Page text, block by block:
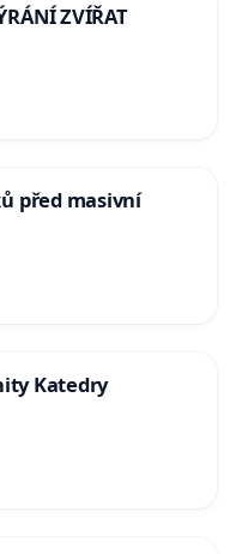
ZVÍŘAT
před masivní
Katedry